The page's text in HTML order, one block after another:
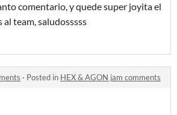
comentario, y quede super joyita el
al team, saludosssss
· Posted in HEX & AGON jam comments